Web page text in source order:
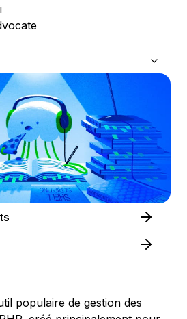
populaire de gestion des